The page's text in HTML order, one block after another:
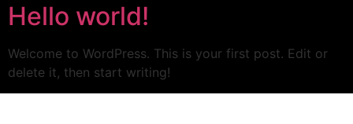
Hello world!
Welcome to WordPress. This is your first post. Edit or
delete it, then start writing!